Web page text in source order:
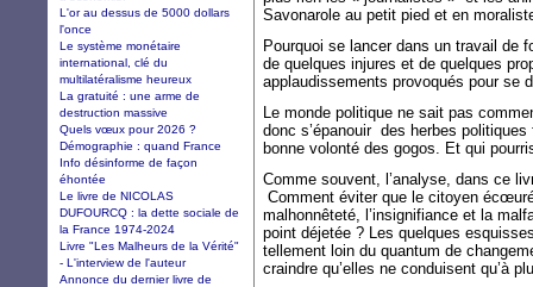
Savonarole au petit pied et en
Pourquoi se lancer dans un travail de
de quelques injures et de quelques
applaudissements provoqués pour se
Le monde politique ne sait pas
donc s’épanouir des herbes
bonne volonté des gogos. Et qui
Comme souvent, l’analyse, dans ce
Comment éviter que le citoyen
malhonnêteté, l’insignifiance et la
point déjetée ? Les quelques
tellement loin du quantum de
craindre qu’elles ne conduisent qu’à
L'or au dessus de 5000 dollars
l'once
Le système monétaire
international, clé du
multilatéralisme heureux
La gratuité : une arme de
destruction massive
Quels vœux pour 2026 ?
Démographie : quand France
Info désinforme de façon
éhontée
Le livre de NICOLAS
DUFOURCQ : la dette sociale de
la France 1974-2024
Livre "Les Malheurs de la Vérité"
- L'interview de l'auteur
Annonce du dernier livre de